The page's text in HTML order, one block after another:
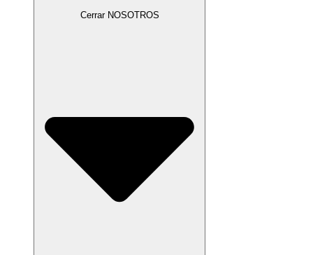
Cerrar NOSOTROS